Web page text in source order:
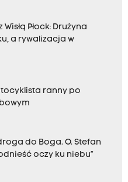
Płock: Drużyna
a rywalizacja w
ranny po
do Boga. O. Stefan
oczy ku niebu”